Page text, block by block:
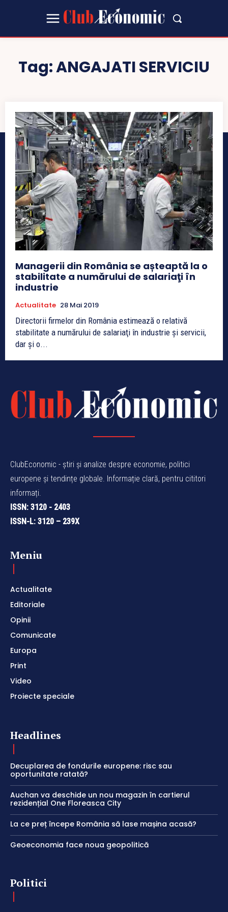
Tag:ANGAJATI SERVICIU
Managerii din România se așteaptă la o
stabilitate a numărului de salariaţi în
industrie
Actualitate 28 Mai 2019
Directorii firmelor din România estimează o relativă
stabilitate a numărului de salariaţi în industrie şi servicii,
dar şi o...
ClubEconomic - știri și analize despre economie, politici
europene și tendințe globale. Informație clară, pentru cititori
informați.
ISSN: 3120 - 2403
ISSN-L: 3120 – 239X
Meniu
Actualitate
Editoriale
Opinii
Comunicate
Europa
Print
Video
Proiecte speciale
Headlines
Decuplarea de fondurile europene: risc sau
oportunitate ratată?
Auchan va deschide un nou magazin în cartierul
rezidențial One Floreasca City
La ce preț începe România să lase mașina acasă?
Geoeconomia face noua geopolitică
Politici